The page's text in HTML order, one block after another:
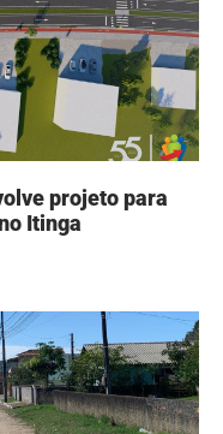
projeto para
Itinga